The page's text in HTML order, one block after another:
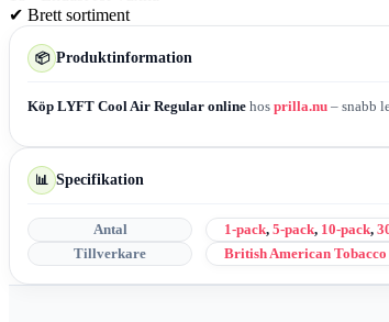
✔ Brett sortiment
📦 Produktinformation
Köp LYFT Cool Air Regular online hos prilla.nu – snabb
📊 Specifikation
Antal 1-pack, 5-pack, 10-pack,
Tillverkare
British American Tobacco